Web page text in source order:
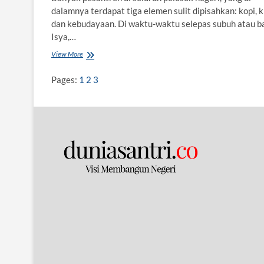
dalamnya terdapat tiga elemen sulit dipisahkan: kopi,
dan kebudayaan. Di waktu-waktu selepas subuh atau
Isya,…
View More K
i
K
b
,
d
Pages: 1 2 3